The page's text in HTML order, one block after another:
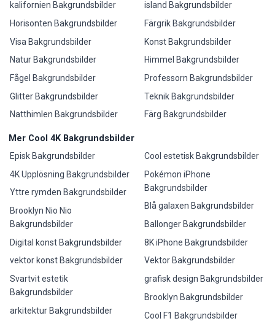
kalifornien Bakgrundsbilder
Horisonten Bakgrundsbilder
Visa Bakgrundsbilder
Natur Bakgrundsbilder
Fågel Bakgrundsbilder
Glitter Bakgrundsbilder
Natthimlen Bakgrundsbilder
island Bakgrundsbilder
Färgrik Bakgrundsbilder
Konst Bakgrundsbilder
Himmel Bakgrundsbilder
Professorn Bakgrundsbilder
Teknik Bakgrundsbilder
Färg Bakgrundsbilder
Mer Cool 4K Bakgrundsbilder
Episk Bakgrundsbilder
4K Upplösning Bakgrundsbilder
Yttre rymden Bakgrundsbilder
Brooklyn Nio Nio
Bakgrundsbilder
Digital konst Bakgrundsbilder
vektor konst Bakgrundsbilder
Svartvit estetik
Bakgrundsbilder
arkitektur Bakgrundsbilder
Cool estetisk Bakgrundsbilder
Pokémon iPhone
Bakgrundsbilder
Blå galaxen Bakgrundsbilder
Ballonger Bakgrundsbilder
8K iPhone Bakgrundsbilder
Vektor Bakgrundsbilder
grafisk design Bakgrundsbilder
Brooklyn Bakgrundsbilder
Cool F1 Bakgrundsbilder